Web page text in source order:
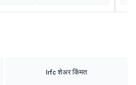
Irfc शेअर किंमत